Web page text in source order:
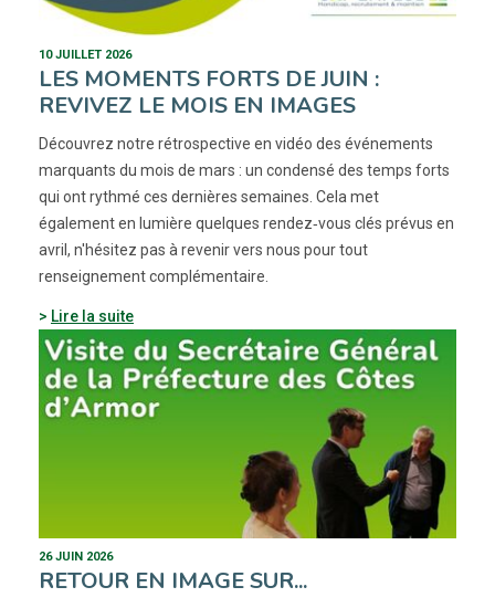
10 JUILLET 2026
LES MOMENTS FORTS DE JUIN :
REVIVEZ LE MOIS EN IMAGES
Découvrez notre rétrospective en vidéo des événements
marquants du mois de mars : un condensé des temps forts
qui ont rythmé ces dernières semaines. Cela met
également en lumière quelques rendez‑vous clés prévus en
avril, n'hésitez pas à revenir vers nous pour tout
renseignement complémentaire.
Lire la suite
26 JUIN 2026
RETOUR EN IMAGE SUR...